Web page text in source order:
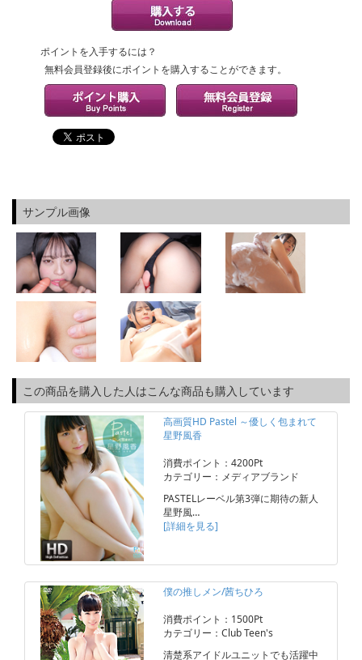
ポイントを入手するには？
無料会員登録後にポイントを購入することができます。
サンプル画像
この商品を購入した人はこんな商品も購入しています
高画質HD Pastel ～優しく包まれて
星野風香
消費ポイント：4200Pt
カテゴリー：メディアブランド
PASTELレーベル第3弾に期待の新人
星野風…
[詳細を見る]
僕の推しメン/茜ちひろ
消費ポイント：1500Pt
カテゴリー：Club Teen's
清楚系アイドルユニットでも活躍中